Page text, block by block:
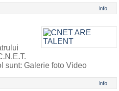
Info
sunt: Galerie foto Video
Info